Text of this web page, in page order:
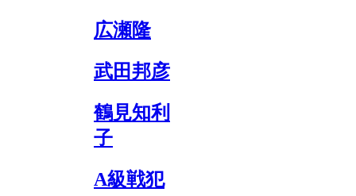
広瀬隆
武田邦彦
鶴見知利
子
A級戦犯